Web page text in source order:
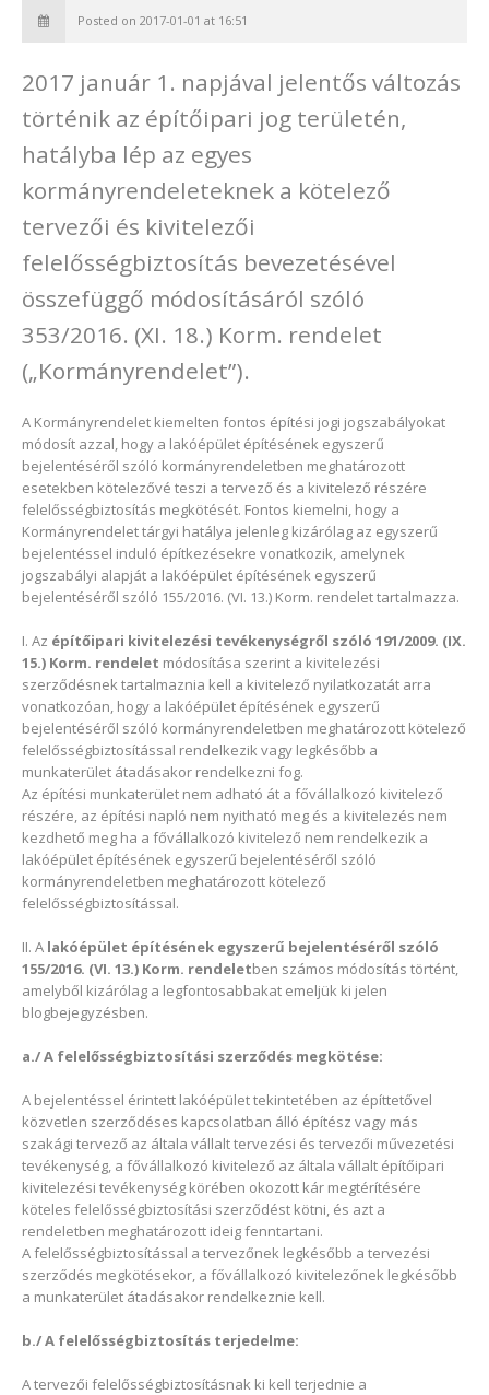
Posted on 2017-01-01 at 16:51
2017 január 1. napjával jelentős változás
történik az építőipari jog területén,
hatályba lép az egyes
kormányrendeleteknek a kötelező
tervezői és kivitelezői
felelősségbiztosítás bevezetésével
összefüggő módosításáról szóló
353/2016. (XI. 18.) Korm. rendelet
(„Kormányrendelet”).
A Kormányrendelet kiemelten fontos építési jogi jogszabályokat
módosít azzal, hogy a lakóépület építésének egyszerű
bejelentéséről szóló kormányrendeletben meghatározott
esetekben kötelezővé teszi a tervező és a kivitelező részére
felelősségbiztosítás megkötését. Fontos kiemelni, hogy a
Kormányrendelet tárgyi hatálya jelenleg kizárólag az egyszerű
bejelentéssel induló építkezésekre vonatkozik, amelynek
jogszabályi alapját a lakóépület építésének egyszerű
bejelentéséről szóló 155/2016. (VI. 13.) Korm. rendelet tartalmazza.
I. Az építőipari kivitelezési tevékenységről szóló 191/2009. (IX.
15.) Korm. rendelet módosítása szerint a kivitelezési
szerződésnek tartalmaznia kell a kivitelező nyilatkozatát arra
vonatkozóan, hogy a lakóépület építésének egyszerű
bejelentéséről szóló kormányrendeletben meghatározott kötelező
felelősségbiztosítással rendelkezik vagy legkésőbb a
munkaterület átadásakor rendelkezni fog.
Az építési munkaterület nem adható át a fővállalkozó kivitelező
részére, az építési napló nem nyitható meg és a kivitelezés nem
kezdhető meg ha a fővállalkozó kivitelező nem rendelkezik a
lakóépület építésének egyszerű bejelentéséről szóló
kormányrendeletben meghatározott kötelező
felelősségbiztosítással.
II. A lakóépület építésének egyszerű bejelentéséről szóló
155/2016. (VI. 13.) Korm. rendeletben számos módosítás történt,
amelyből kizárólag a legfontosabbakat emeljük ki jelen
blogbejegyzésben.
a./ A felelősségbiztosítási szerződés megkötése:
A bejelentéssel érintett lakóépület tekintetében az építtetővel
közvetlen szerződéses kapcsolatban álló építész vagy más
szakági tervező az általa vállalt tervezési és tervezői művezetési
tevékenység, a fővállalkozó kivitelező az általa vállalt építőipari
kivitelezési tevékenység körében okozott kár megtérítésére
köteles felelősségbiztosítási szerződést kötni, és azt a
rendeletben meghatározott ideig fenntartani.
A felelősségbiztosítással a tervezőnek legkésőbb a tervezési
szerződés megkötésekor, a fővállalkozó kivitelezőnek legkésőbb
a munkaterület átadásakor rendelkeznie kell.
b./ A felelősségbiztosítás terjedelme:
A tervezői felelősségbiztosításnak ki kell terjednie a